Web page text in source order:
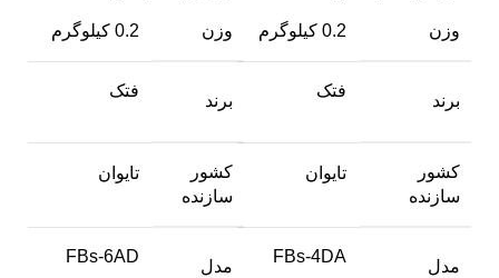
وزن 0.2 کیلوگرم
برند
فتک
کشور
سازنده
تایوان
مدل
FBs-4DA
وزن 0.2 کیلوگرم
برند
فتک
کشور
سازنده
تایوان
مدل
FBs-6AD